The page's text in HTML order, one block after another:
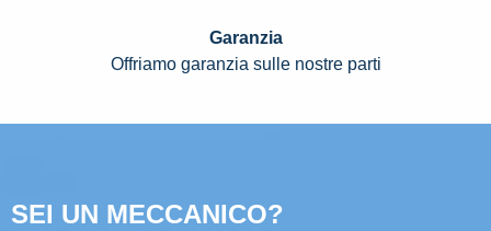
Garanzia
Offriamo garanzia sulle nostre parti
SEI UN MECCANICO?